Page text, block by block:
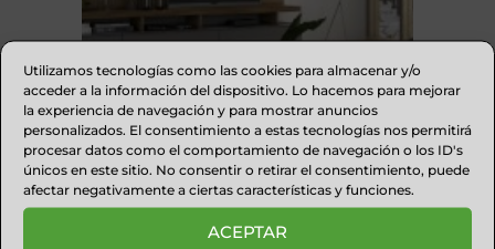
Utilizamos tecnologías como las cookies para almacenar y/o
acceder a la información del dispositivo. Lo hacemos para mejorar
la experiencia de navegación y para mostrar anuncios
personalizados. El consentimiento a estas tecnologías nos permitirá
procesar datos como el comportamiento de navegación o los ID's
únicos en este sitio. No consentir o retirar el consentimiento, puede
afectar negativamente a ciertas características y funciones.
ACEPTAR
MUEBLES SANZ